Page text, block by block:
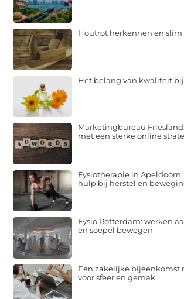
Houtrot herkennen en
Het belang van kwaliteit
Marketingbureau
met een sterke online
Fysiotherapie in
hulp bij herstel en
Fysio Rotterdam: werken
en soepel bewegen
Een zakelijke bijeenkomst
voor sfeer en gemak